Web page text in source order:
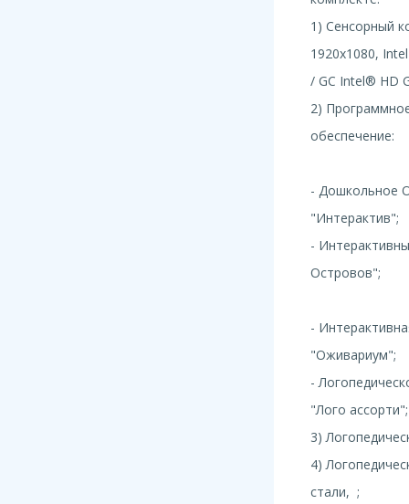
1) Сенсорный
1920x1080,
/ GC Intel® HD
2)
- Дошкольное
-
-
-
"Лого ассорти";
3)
4)
стали, ;